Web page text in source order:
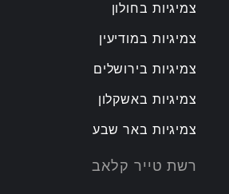
צמיגיות בחולון
צמיגיות במודיעין
צמיגיות בירושלים
צמיגיות באשקלון
צמיגיות באר שבע
רשת טייר קלאב